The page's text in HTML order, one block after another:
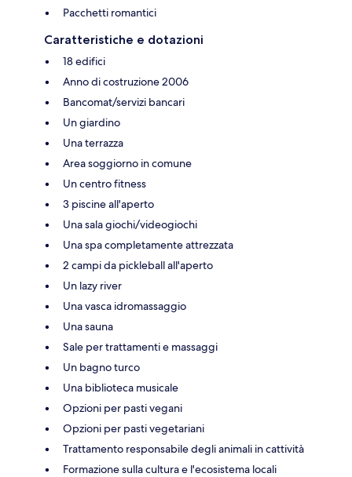
Pacchetti romantici
Caratteristiche e dotazioni
18 edifici
Anno di costruzione 2006
Bancomat/servizi bancari
Un giardino
Una terrazza
Area soggiorno in comune
Un centro fitness
3 piscine all'aperto
Una sala giochi/videogiochi
Una spa completamente attrezzata
2 campi da pickleball all'aperto
Un lazy river
Una vasca idromassaggio
Una sauna
Sale per trattamenti e massaggi
Un bagno turco
Una biblioteca musicale
Opzioni per pasti vegani
Opzioni per pasti vegetariani
Trattamento responsabile degli animali in cattività
Formazione sulla cultura e l'ecosistema locali